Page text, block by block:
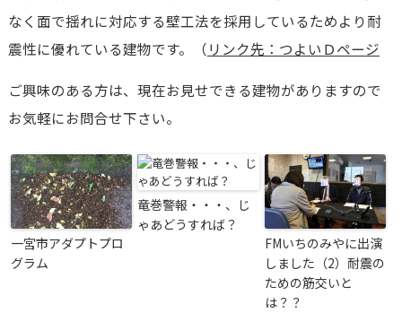
なく面で揺れに対応する壁工法を採用しているためより耐
震性に優れている建物です。（リンク先：つよいＤページ
ご興味のある方は、現在お見せできる建物がありますので
お気軽にお問合せ下さい。
一宮市アダプトプロ
グラム
竜巻警報・・・、じ
ゃあどうすれば？
FMいちのみやに出演
しました（2）耐震の
ための筋交いと
は？？